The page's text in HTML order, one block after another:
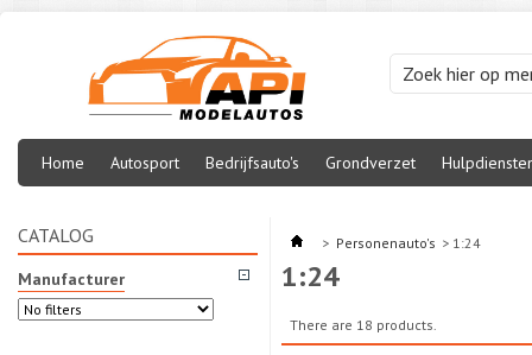
Home Autosport Bedrijfsauto's Grondverzet
CATALOG
Manufacturer
> Personenauto's > 1:24
1:24
There are 18 products.